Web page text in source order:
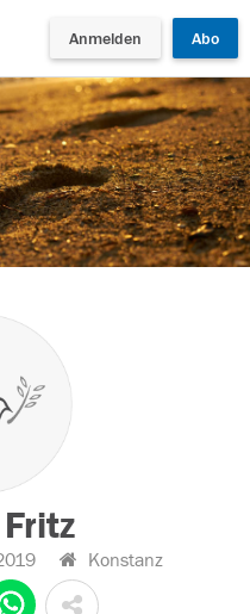
Anmelden Abo
Konstanz